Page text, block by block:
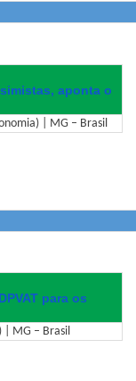
aponta o
| MG – Brasil
para os
| MG – Brasil